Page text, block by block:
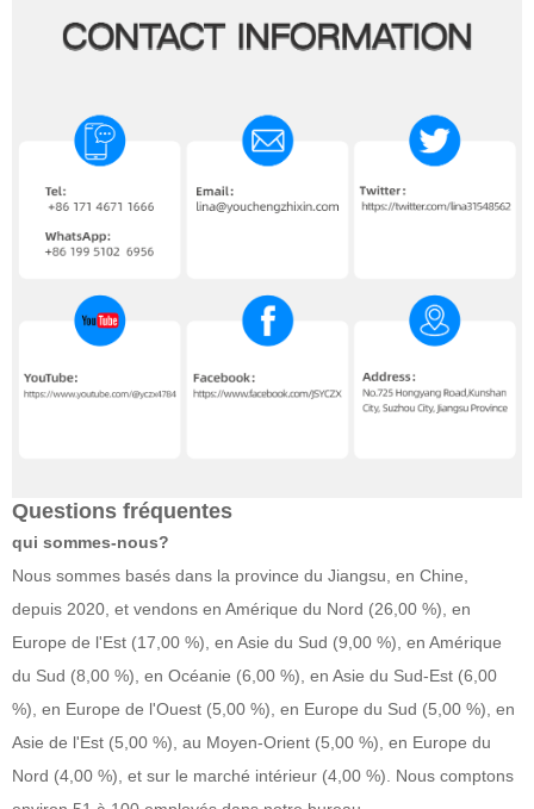
Questions fréquentes
qui sommes-nous?
Nous sommes basés dans la province du Jiangsu, en Chine,
depuis 2020, et vendons en Amérique du Nord (26,00 %), en
Europe de l'Est (17,00 %), en Asie du Sud (9,00 %), en Amérique
du Sud (8,00 %), en Océanie (6,00 %), en Asie du Sud-Est (6,00
%), en Europe de l'Ouest (5,00 %), en Europe du Sud (5,00 %), en
Asie de l'Est (5,00 %), au Moyen-Orient (5,00 %), en Europe du
Nord (4,00 %), et sur le marché intérieur (4,00 %). Nous comptons